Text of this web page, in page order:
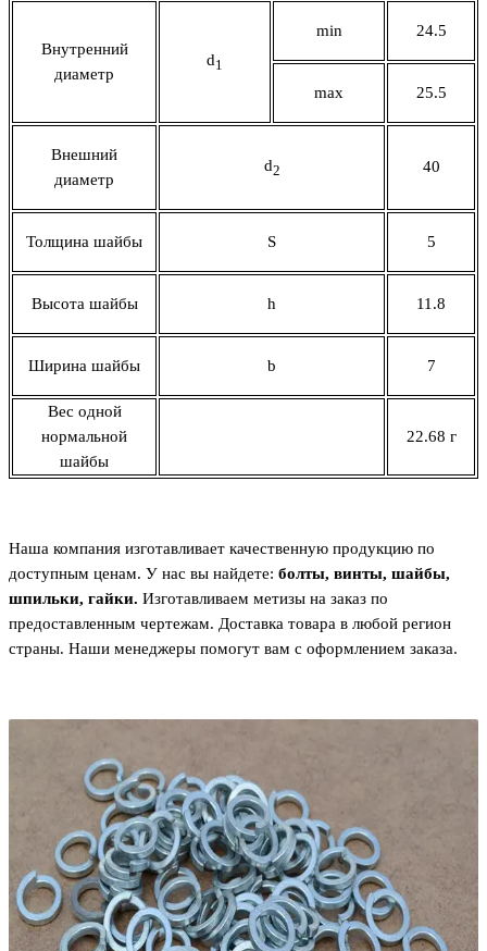
Внутренний
диаметр
d1
min 24.5
max 25.5
Внешний
диаметр
d2 40
Толщина шайбы S 5
Высота шайбы h 11.8
Ширина шайбы b 7
Вес одной
нормальной
шайбы
22.68 г
Наша компания изготавливает качественную продукцию по
доступным ценам. У нас вы найдете: болты, винты, шайбы,
шпильки, гайки. Изготавливаем метизы на заказ по
предоставленным чертежам. Доставка товара в любой регион
страны. Наши менеджеры помогут вам с оформлением заказа.